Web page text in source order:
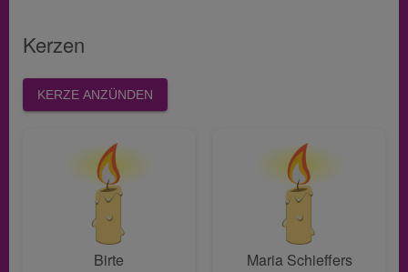
Kerzen
KERZE ANZÜNDEN
Birte Maria Schieffers